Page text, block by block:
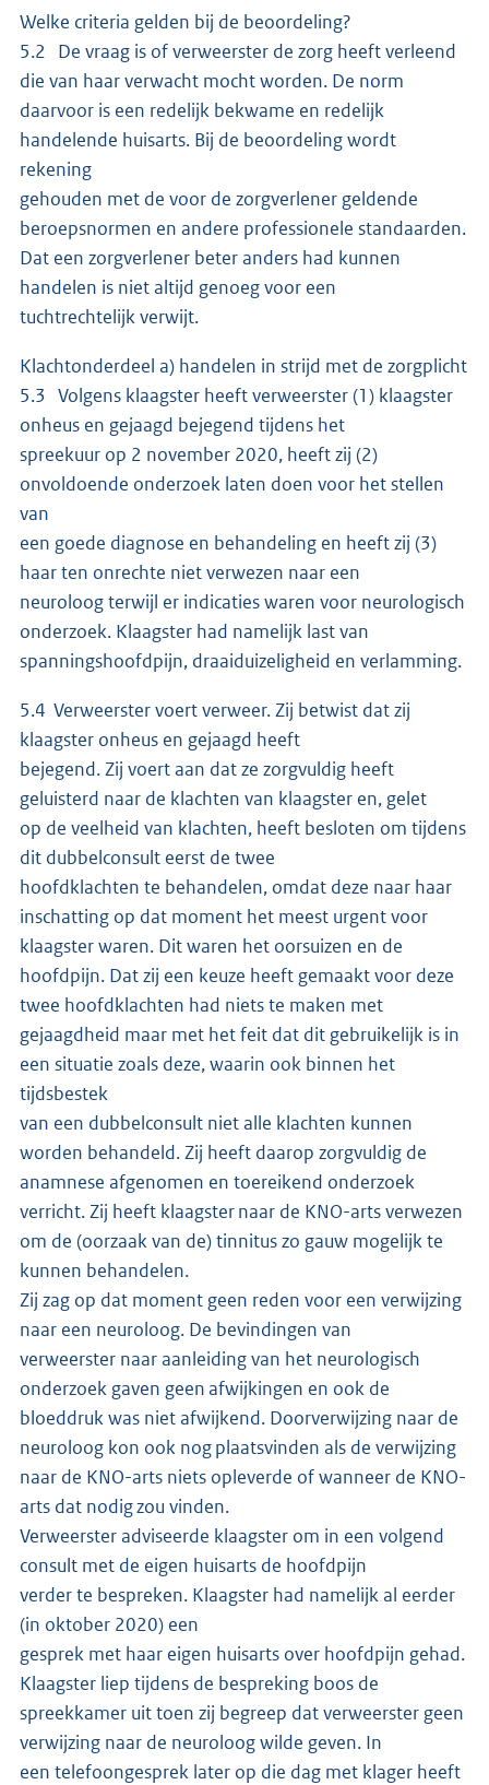
Welke criteria gelden bij de beoordeling?
5.2 De vraag is of verweerster de zorg heeft verleend
die van haar verwacht mocht worden. De norm
daarvoor is een redelijk bekwame en redelijk
handelende huisarts. Bij de beoordeling wordt
rekening
gehouden met de voor de zorgverlener geldende
beroepsnormen en andere professionele standaarden.
Dat een zorgverlener beter anders had kunnen
handelen is niet altijd genoeg voor een
tuchtrechtelijk verwijt.
Klachtonderdeel a) handelen in strijd met de zorgplicht
5.3 Volgens klaagster heeft verweerster (1) klaagster
onheus en gejaagd bejegend tijdens het
spreekuur op 2 november 2020, heeft zij (2)
onvoldoende onderzoek laten doen voor het stellen
van
een goede diagnose en behandeling en heeft zij (3)
haar ten onrechte niet verwezen naar een
neuroloog terwijl er indicaties waren voor neurologisch
onderzoek. Klaagster had namelijk last van
spanningshoofdpijn, draaiduizeligheid en verlamming.
5.4 Verweerster voert verweer. Zij betwist dat zij
klaagster onheus en gejaagd heeft
bejegend. Zij voert aan dat ze zorgvuldig heeft
geluisterd naar de klachten van klaagster en, gelet
op de veelheid van klachten, heeft besloten om tijdens
dit dubbelconsult eerst de twee
hoofdklachten te behandelen, omdat deze naar haar
inschatting op dat moment het meest urgent voor
klaagster waren. Dit waren het oorsuizen en de
hoofdpijn. Dat zij een keuze heeft gemaakt voor deze
twee hoofdklachten had niets te maken met
gejaagdheid maar met het feit dat dit gebruikelijk is in
een situatie zoals deze, waarin ook binnen het
tijdsbestek
van een dubbelconsult niet alle klachten kunnen
worden behandeld. Zij heeft daarop zorgvuldig de
anamnese afgenomen en toereikend onderzoek
verricht. Zij heeft klaagster naar de KNO-arts verwezen
om de (oorzaak van de) tinnitus zo gauw mogelijk te
kunnen behandelen.
Zij zag op dat moment geen reden voor een verwijzing
naar een neuroloog. De bevindingen van
verweerster naar aanleiding van het neurologisch
onderzoek gaven geen afwijkingen en ook de
bloeddruk was niet afwijkend. Doorverwijzing naar de
neuroloog kon ook nog plaatsvinden als de verwijzing
naar de KNO-arts niets opleverde of wanneer de KNO-
arts dat nodig zou vinden.
Verweerster adviseerde klaagster om in een volgend
consult met de eigen huisarts de hoofdpijn
verder te bespreken. Klaagster had namelijk al eerder
(in oktober 2020) een
gesprek met haar eigen huisarts over hoofdpijn gehad.
Klaagster liep tijdens de bespreking boos de
spreekkamer uit toen zij begreep dat verweerster geen
verwijzing naar de neuroloog wilde geven. In
een telefoongesprek later op die dag met klager heeft